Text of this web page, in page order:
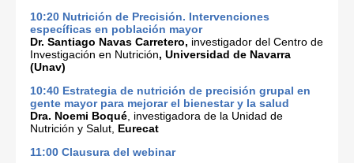
10:20 Nutrición de Precisión. Intervenciones
específicas en población mayor
Dr. Santiago Navas Carretero, investigador del Centro de
Investigación en Nutrición, Universidad de Navarra
(Unav)
10:40 Estrategia de nutrición de precisión grupal en
gente mayor para mejorar el bienestar y la salud
Dra. Noemi Boqué , investigadora de la Unidad de
Nutrición y Salut, Eurecat
11:00 Clausura del webinar